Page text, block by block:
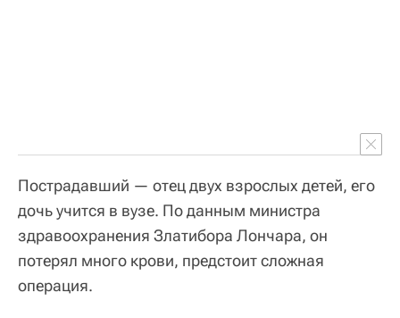
Пострадавший — отец двух взрослых детей, его
дочь учится в вузе. По данным министра
здравоохранения Златибора Лончара, он
потерял много крови, предстоит сложная
операция.